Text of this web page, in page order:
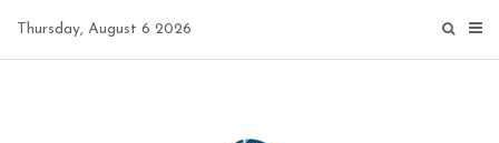
Thursday, August 6 2026